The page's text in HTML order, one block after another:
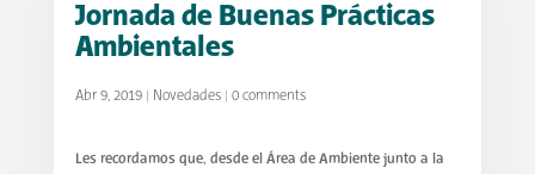
Jornada de Buenas Prácticas
Ambientales
Abr 9, 2019| Novedades| 0 comments
Les recordamos que, desde el Área de Ambiente junto a la